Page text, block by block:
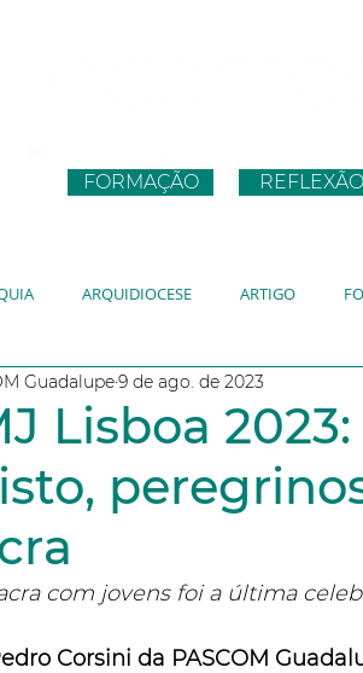
FORMAÇÃO REFLEXÃO
ARQUIDIOCESE ARTIGO
VATICANO JMJ
Lisboa
Guadalupe9 de ago. de 2023
com jovens foi a última
Corsini da PASCOM